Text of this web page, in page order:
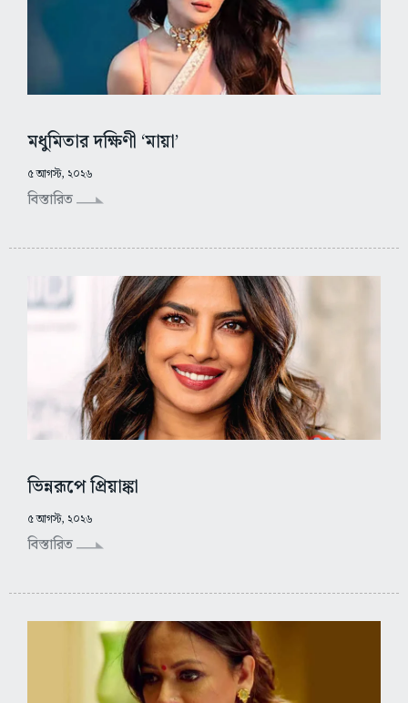
মধুমিতার দক্ষিণী ‘মায়া’
৫ আগস্ট, ২০২৬
বিস্তারিত
ভিন্নরূপে প্রিয়াঙ্কা
৫ আগস্ট, ২০২৬
বিস্তারিত